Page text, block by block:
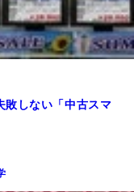
しない「中古スマ